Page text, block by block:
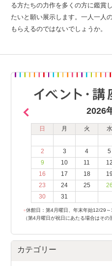
る方たちの力作を多くの方に鑑賞
たいと願い展示します。一人一人
もらえるのではないでしょうか。
2026
日 月 火 水
2
3 4 5
9
10 11 12
16
17 18 19
23
24 25 26
30
31
●休館日：第4月曜日、年末年始12/29～
（第4月曜日が祝日にあたる場合はその
カテゴリー